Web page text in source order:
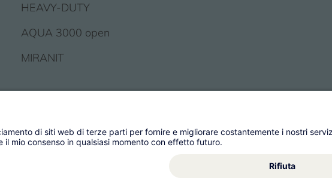
HEAVY-DUTY
AQUA 3000 open
MIRANIT
© 2026 KWC Group Management AG Condizioni generali